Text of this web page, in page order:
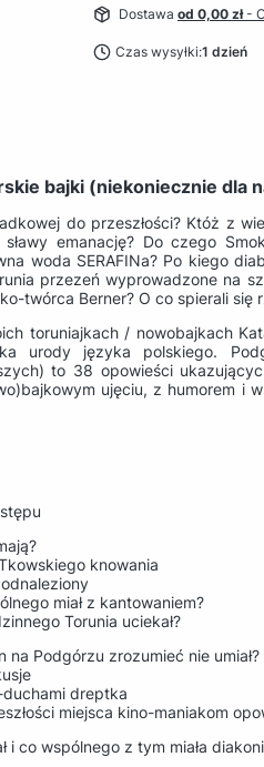
Dostawa od 0,00 zł-
Czas wysyłki:1 dzień
bajki (niekoniecznie dla
do przeszłości? Któż z
emanację? Do czego
woda SERAFINa? Po kiego
przezeń wyprowadzone na
twórca Berner? O co spierali
toruniajkach / nowobajkach
urody języka polskiego.
to 38 opowieści
ujęciu, z humorem i
knowania
miał z kantowaniem?
Torunia uciekał?
Podgórzu zrozumieć nie umiał?
dreptka
miejsca kino-maniakom
co wspólnego z tym miała